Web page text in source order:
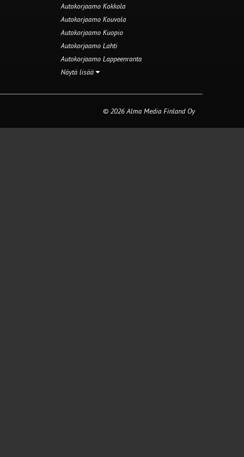
Autokorjaamo Kokkola
Autokorjaamo Kouvola
Autokorjaamo Kuopio
Autokorjaamo Lahti
Autokorjaamo Lappeenranta
Näytä lisää
© 2026 Alma Media Finland Oy